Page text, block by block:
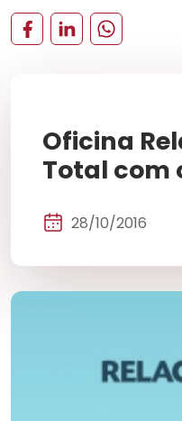
Oficina
Total com
28/10/2016